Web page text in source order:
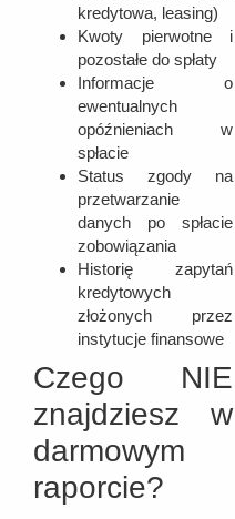
kredytowa, leasing)
Kwoty pierwotne i
pozostałe do spłaty
Informacje o
ewentualnych
opóźnieniach w
spłacie
Status zgody na
przetwarzanie
danych po spłacie
zobowiązania
Historię zapytań
kredytowych
złożonych przez
instytucje finansowe
Czego NIE
znajdziesz w
darmowym
raporcie?